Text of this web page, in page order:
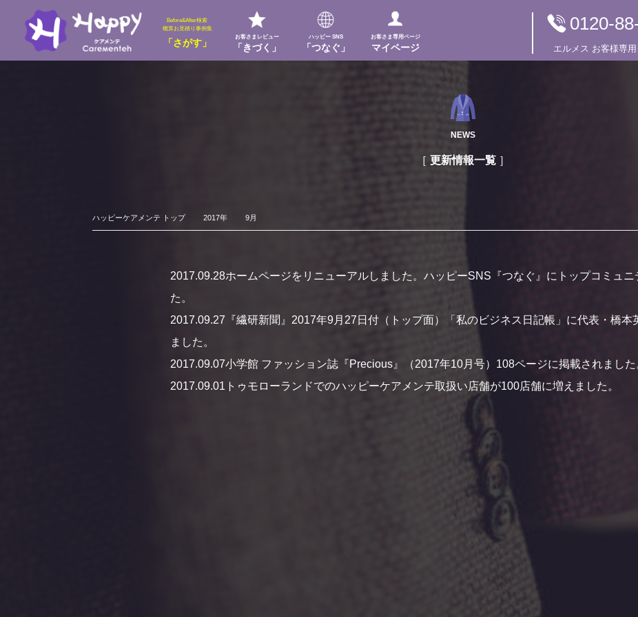
Before&After検索
概算お見積り事例集
「さがす」
お客さまレビュー
「きづく」
ハッピー SNS
「つなぐ」
お客さま専用ページ
マイページ
0120-
エルメス お客様専
NEWS
更新情報一覧
ハッピーケアメンテ トップ 2017年 9月
2017.09.28ホームページをリニューアルしました。ハッピーSNS『つなぐ』にトップコミュ
た。
2017.09.27 『繊研新聞』2017年9月27日付（トップ面）「私のビジネス日記帳」に代表・橋
ました。
2017.09.07小学館 ファッション誌『Precious』（2017年10月号）108ページに掲載されました
2017.09.01 トゥモローランドでのハッピーケアメンテ取扱い店舗が100店舗に増えました。